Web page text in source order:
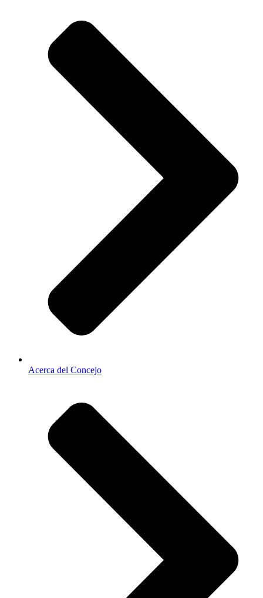
Acerca del Concejo